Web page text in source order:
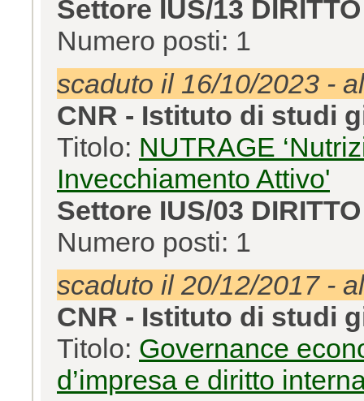
Settore IUS/13
Numero posti: 1
scaduto il 16/10/2023 -
CNR - Istituto di studi
Titolo: NUTRAGE
Invecchiamento Attivo'
Settore IUS/03
Numero posti: 1
scaduto il 20/12/2017 -
CNR - Istituto di studi
Titolo: Governance
d’impresa e diritto